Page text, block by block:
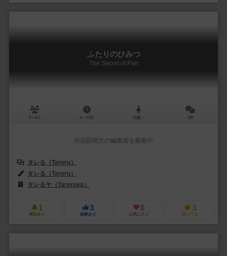
ふたりのひみつ
The Secret of Pair
3～6人 5～20分 12歳～ 1件
作品説明文の編集者を募集中
タレる（Tareru）
タレる（Tareru）
タレるヤ（Tareruya）
1
興味あり
3
経験あり
0
お気に入り
3
持ってる